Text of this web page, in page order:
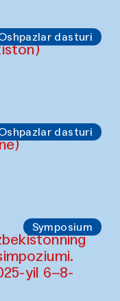
dasturi
dasturi
Symposium
yil 6–8-